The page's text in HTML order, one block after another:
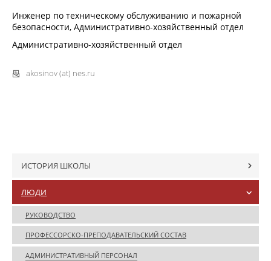
Инженер по техническому обслуживанию и пожарной
безопасности, Административно-хозяйственный отдел
Административно-хозяйственный отдел
akosinov (at) nes.ru
ИСТОРИЯ ШКОЛЫ
ЛЮДИ
РУКОВОДСТВО
ПРОФЕССОРСКО-ПРЕПОДАВАТЕЛЬСКИЙ СОСТАВ
АДМИНИСТРАТИВНЫЙ ПЕРСОНАЛ